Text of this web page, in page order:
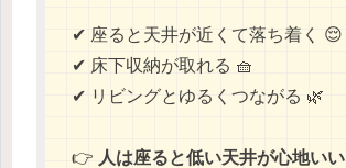
✔ 座ると天井が近くて落ち着く 😌
✔ 床下収納が取れる 🧺
✔ リビングとゆるくつながる 🌿
👉 人は座ると低い天井が心地いい